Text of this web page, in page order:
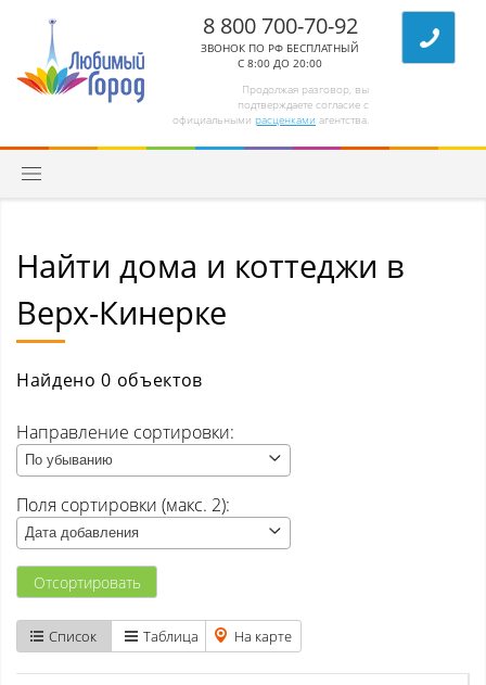
Продолжая разговор, вы
подтверждаете согласие с
официальными расценками агентства.
8 800 700-70-92
ЗВОНОК ПО РФ БЕСПЛАТНЫЙ
С 8:00 ДО 20:00
Квартиры
Комнаты/секции
Апанас
Атаманово
Безруково
Найти дома и коттеджи в
Верх-Кинерке
Найдено 0 объектов
Направление сортировки:
По убыванию
Поля сортировки (макс. 2):
Дата добавления
Отсортировать
Список Таблица На карте